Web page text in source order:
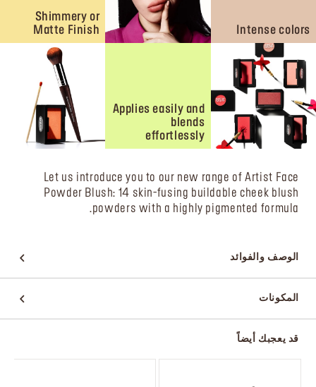
Intense colors
Shimmery or
Matte Finish
Applies easily and
blends
effortlessly
Let us introduce you to our new range of Artist Face
Powder Blush: 14 skin-fusing buildable cheek blush
powders with a highly pigmented formula.
الوصف والفوائد
المكونات
قد يعجبك أيضاً